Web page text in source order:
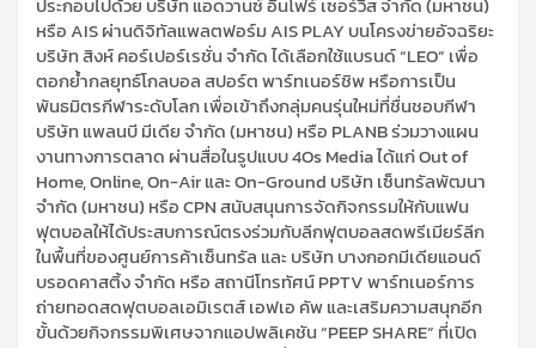
หรือ AIS ผ่านดิจิทัลแพลตฟอร์ม AIS PLAY บนโครงข่ายอัจฉริยะ
บริษัท สิงห์ คอร์เปอร์เรชั่น จำกัด ได้เลือกใช้แบรนด์ “LEO” เพื่อ
ตอกย้ำกลยุทธ์โกลบอล สปอร์ต พาร์ทเนอร์ชิพ หรือการเป็น
พันธมิตรกีฬาระดับโลก เพื่อเข้าถึงกลุ่มคนรุ่นใหม่ที่ชื่นชอบกีฬา
บริษัท แพลนบี มีเดีย จำกัด (มหาชน) หรือ PLANB ร่วมวางแผน
งานทางการตลาด ผ่านสื่อในรูปแบบ 4Os Media ได้แก่ Out of
Home, Online, On-Air และ On-Ground บริษัท เซ็นทรัลพัฒนา
จำกัด (มหาชน) หรือ CPN สนับสนุนการจัดกิจกรรมให้กับแฟน
ฟุตบอลให้ได้ประสบการณ์ตรงร่วมกับลีกฟุตบอลสดพรีเมียร์ลีก
ในพื้นที่ของศูนย์การค้าเซ็นทรัล และ บริษัท บางกอกมีเดียแอนด์
บรอดคาสติ้ง จำกัด หรือ สถานีโทรทัศน์ PPTV พาร์ทเนอร์การ
ถ่ายทอดสดฟุตบอลเอมิเรตส์ เอฟเอ คัพ และเสริมความสนุกอีก
ขั้นด้วยกิจกรรมพิเศษจากแอปพลิเคชัน “PEEP SHARE” ที่เปิด